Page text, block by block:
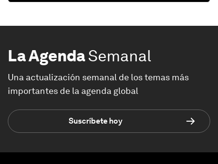
La AgendaSemanal
Una actualización semanal de los temas más
importantes de la agenda global
Suscríbete hoy